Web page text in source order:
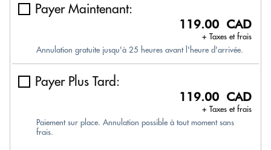
Payer Maintenant:
119.00 CAD
+ Taxes et frais
Annulation gratuite jusqu'à 25 heures avant l'heure d'arrivée.
Payer Plus Tard:
119.00 CAD
+ Taxes et frais
Paiement sur place. Annulation possible à tout moment sans
frais.